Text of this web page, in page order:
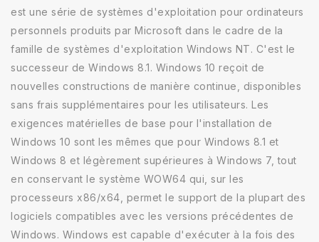
est une série de systèmes d'exploitation pour ordinateurs
personnels produits par Microsoft dans le cadre de la
famille de systèmes d'exploitation Windows NT. C'est le
successeur de Windows 8.1. Windows 10 reçoit de
nouvelles constructions de manière continue, disponibles
sans frais supplémentaires pour les utilisateurs. Les
exigences matérielles de base pour l'installation de
Windows 10 sont les mêmes que pour Windows 8.1 et
Windows 8 et légèrement supérieures à Windows 7, tout
en conservant le système WOW64 qui, sur les
processeurs x86/x64, permet le support de la plupart des
logiciels compatibles avec les versions précédentes de
Windows. Windows est capable d'exécuter à la fois des